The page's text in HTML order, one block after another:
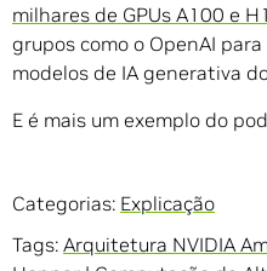
milhares de GPUs A100 e
grupos como o OpenAI
modelos de IA generativa
E é mais um exemplo do
Categorias: Explicação
Tags: Arquitetura NVIDIA